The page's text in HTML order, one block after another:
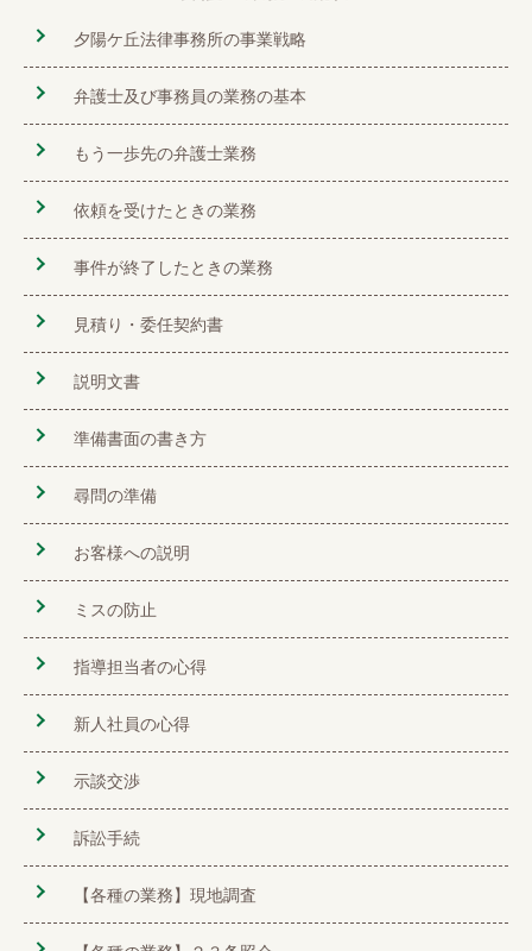
夕陽ケ丘法律事務所の事業戦略
弁護士及び事務員の業務の基本
もう一歩先の弁護士業務
依頼を受けたときの業務
事件が終了したときの業務
見積り・委任契約書
説明文書
準備書面の書き方
尋問の準備
お客様への説明
ミスの防止
指導担当者の心得
新人社員の心得
示談交渉
訴訟手続
【各種の業務】現地調査